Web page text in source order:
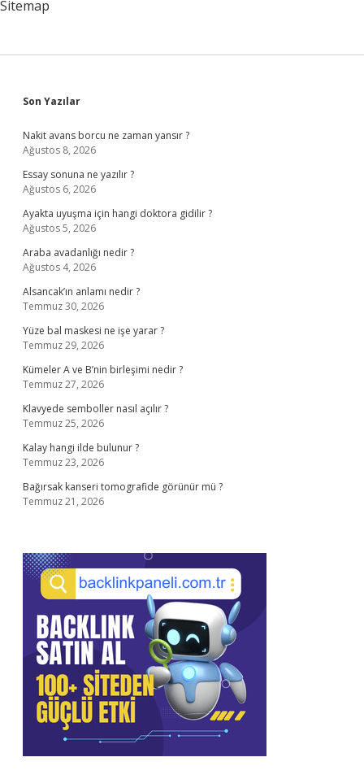
Sitemap
Sidebar
Son Yazılar
Nakit avans borcu ne zaman yansır ?
Ağustos 8, 2026
Essay sonuna ne yazılır ?
Ağustos 6, 2026
Ayakta uyuşma için hangi doktora gidilir ?
Ağustos 5, 2026
Araba avadanlığı nedir ?
Ağustos 4, 2026
Alsancak’ın anlamı nedir ?
Temmuz 30, 2026
Yüze bal maskesi ne işe yarar ?
Temmuz 29, 2026
Kümeler A ve B’nin birleşimi nedir ?
Temmuz 27, 2026
Klavyede semboller nasıl açılır ?
Temmuz 25, 2026
Kalay hangi ilde bulunur ?
Temmuz 23, 2026
Bağırsak kanseri tomografide görünür mü ?
Temmuz 21, 2026